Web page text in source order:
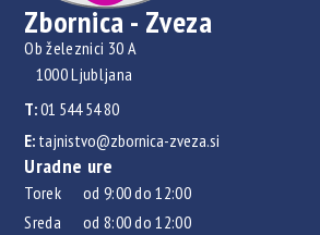
Zbornica - Zveza
Ob železnici 30 A
1000 Ljubljana
T:01 544 54 80
E: tajnistvo@zbornica-zveza.si
Uradne ure
Torek od 9:00 do 12:00
Sreda od 8:00 do 12:00